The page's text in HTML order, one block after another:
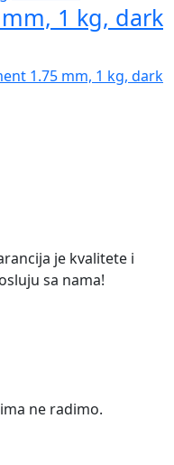
1 kg, dark
1.75 mm, 1 kg, dark
je kvalitete i
sa nama!
ne radimo.